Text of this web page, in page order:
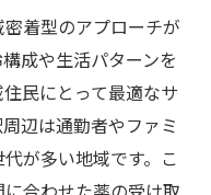
着型のアプローチが
成や生活パターンを
民にとって最適なサ
辺は通勤者やファミ
が多い地域です。こ